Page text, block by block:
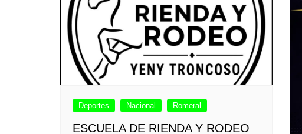
Deportes Nacional Romeral
ESCUELA DE RIENDA Y RODEO